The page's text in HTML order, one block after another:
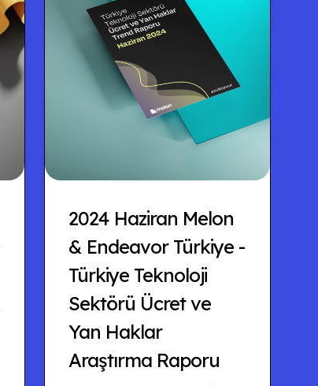
2024 Haziran Melon
& Endeavor Türkiye -
Türkiye Teknoloji
Sektörü Ücret ve
Yan Haklar
Araştırma Raporu